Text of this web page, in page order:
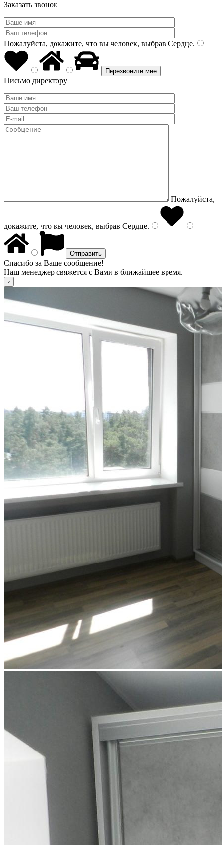
Заказать звонок
Пожалуйста, докажите, что вы человек, выбрав Сердце.
Письмо директору
Пожалуйста,
докажите, что вы человек, выбрав Сердце.
Спасибо за Ваше сообщение!
Наш менеджер свяжется с Вами в ближайшее время.